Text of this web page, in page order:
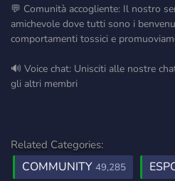
💬 Comunità accogliente: Il nostro
amichevole dove tutti sono i
comportamenti tossici e
🔊 Voice chat: Unisciti alle nostre
gli altri membri
Related Categories:
COMMUNITY 49,285